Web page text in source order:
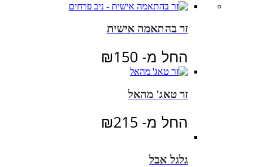
זר בהתאמה אישית
החל מ- ₪150
זר טאג' מהאל
החל מ- ₪215
גלגל אבל